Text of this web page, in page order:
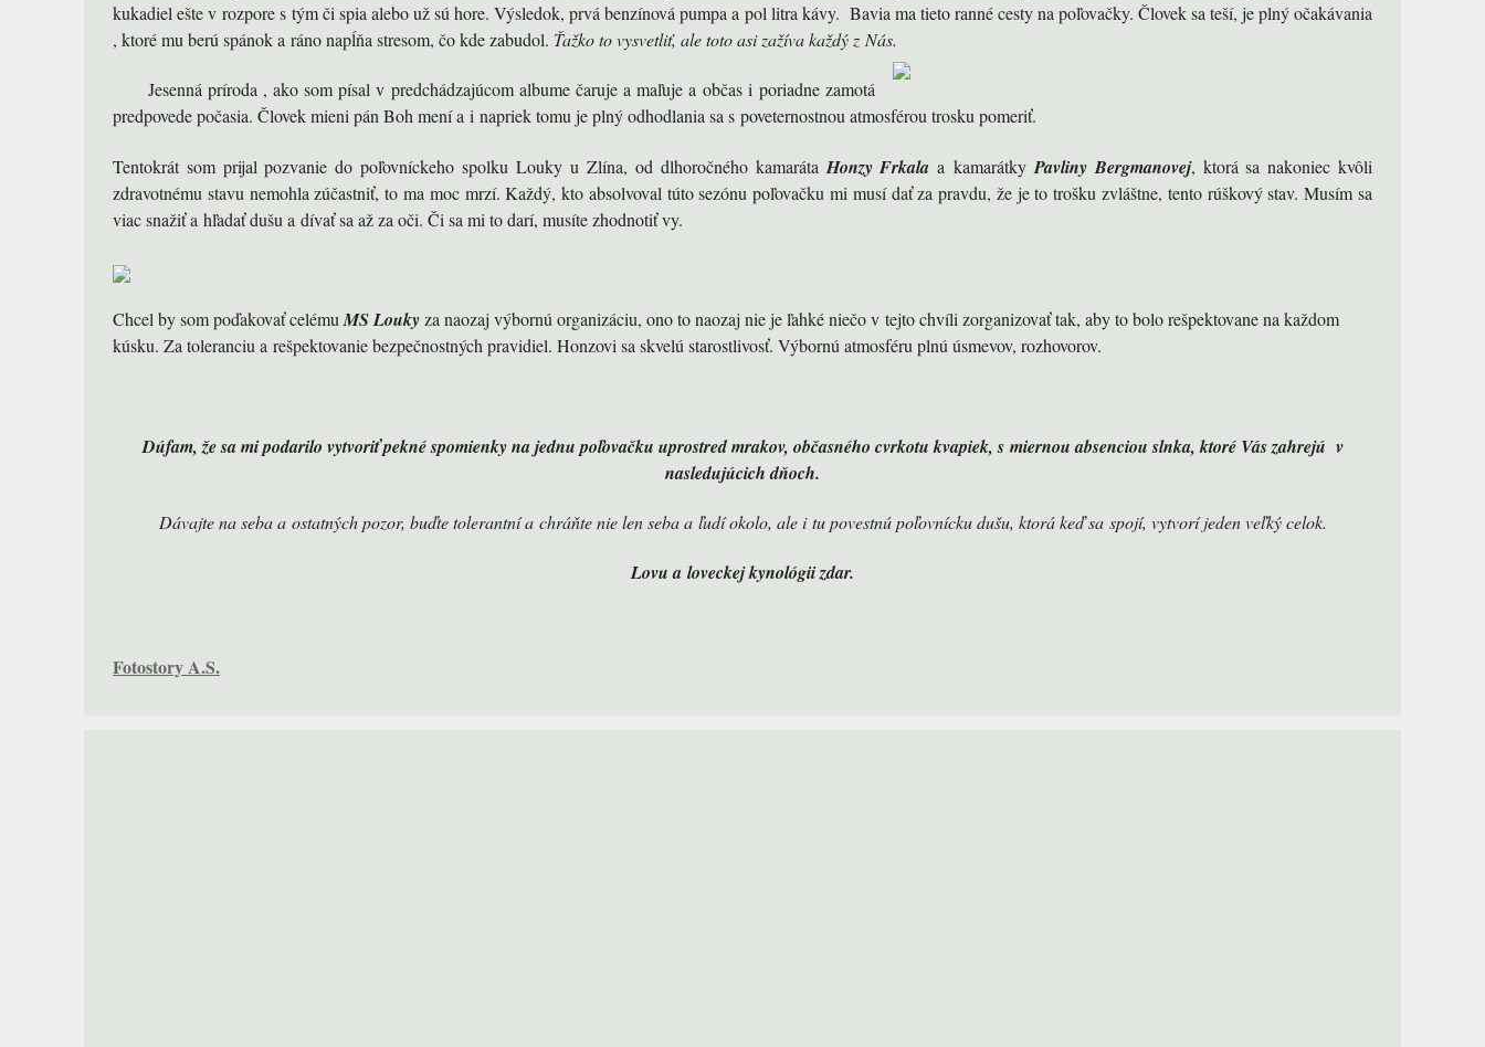
kukadiel ešte v rozpore s tým či spia alebo už sú hore. Výsledok, prvá benzínová pumpa a pol litra kávy. Bavia ma tieto ranné cesty na poľovačky. Človek sa teší, je plný očakávania
, ktoré mu berú spánok a ráno napĺňa stresom, čo kde zabudol. Ťažko to vysvetliť, ale toto asi zažíva každý z Nás.
Jesenná príroda , ako som písal v predchádzajúcom albume čaruje a maľuje a občas i poriadne zamotá
predpovede počasia. Človek mieni pán Boh mení a i napriek tomu je plný odhodlania sa s poveternostnou atmosférou trosku pomeriť.
Tentokrát som prijal pozvanie do poľovníckeho spolku Louky u Zlína, od dlhoročného kamaráta Honzy Frkala a kamarátky Pavliny Bergmanovej, ktorá sa nakoniec kvôli
zdravotnému stavu nemohla zúčastniť, to ma moc mrzí. Každý, kto absolvoval túto sezónu poľovačku mi musí dať za pravdu, že je to trošku zvláštne, tento rúškový stav. Musím sa
viac snažiť a hľadať dušu a dívať sa až za oči. Či sa mi to darí, musíte zhodnotiť vy.
Chcel by som poďakovať celému MS Loukyza naozaj výbornú organizáciu, ono to naozaj nie je ľahké niečo v tejto chvíli zorganizovať tak, aby to bolo rešpektovane na každom
kúsku. Za toleranciu a rešpektovanie bezpečnostných pravidiel. Honzovi sa skvelú starostlivosť. Výbornú atmosféru plnú úsmevov, rozhovorov.
Dúfam, že sa mi podarilo vytvoriť pekné spomienky na jednu poľovačku uprostred mrakov, občasného cvrkotu kvapiek, s miernou absenciou slnka, ktoré Vás zahrejú v
nasledujúcich dňoch.
Dávajte na seba a ostatných pozor, buďte tolerantní a chráňte nie len seba a ľudí okolo, ale i tu povestnú poľovnícku dušu, ktorá keď sa spojí, vytvorí jeden veľký celok.
Lovu a loveckej kynológii zdar.
Fotostory A.S.